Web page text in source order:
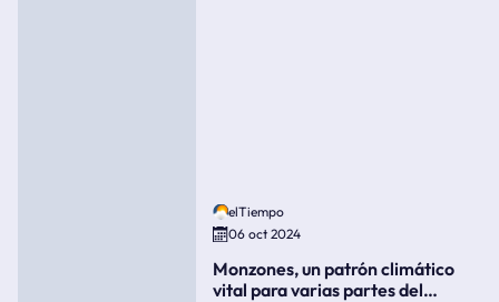
elTiempo
06 oct 2024
Monzones, un patrón climático
vital para varias partes del